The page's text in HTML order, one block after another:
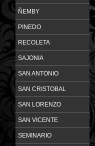
ÑEMBY
PINEDO
RECOLETA
SAJONIA
SAN ANTONIO
SAN CRISTOBAL
SAN LORENZO
SAN VICENTE
SEMINARIO